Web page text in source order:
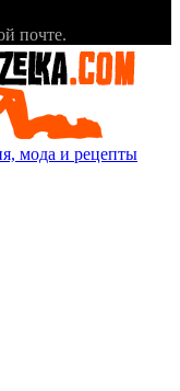
почте.
мода и рецепты